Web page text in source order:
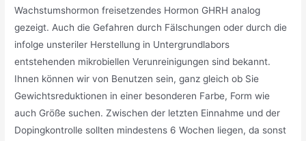
Wachstumshormon freisetzendes Hormon GHRH analog
gezeigt. Auch die Gefahren durch Fälschungen oder durch die
infolge unsteriler Herstellung in Untergrundlabors
entstehenden mikrobiellen Verunreinigungen sind bekannt.
Ihnen können wir von Benutzen sein, ganz gleich ob Sie
Gewichtsreduktionen in einer besonderen Farbe, Form wie
auch Größe suchen. Zwischen der letzten Einnahme und der
Dopingkontrolle sollten mindestens 6 Wochen liegen, da sonst